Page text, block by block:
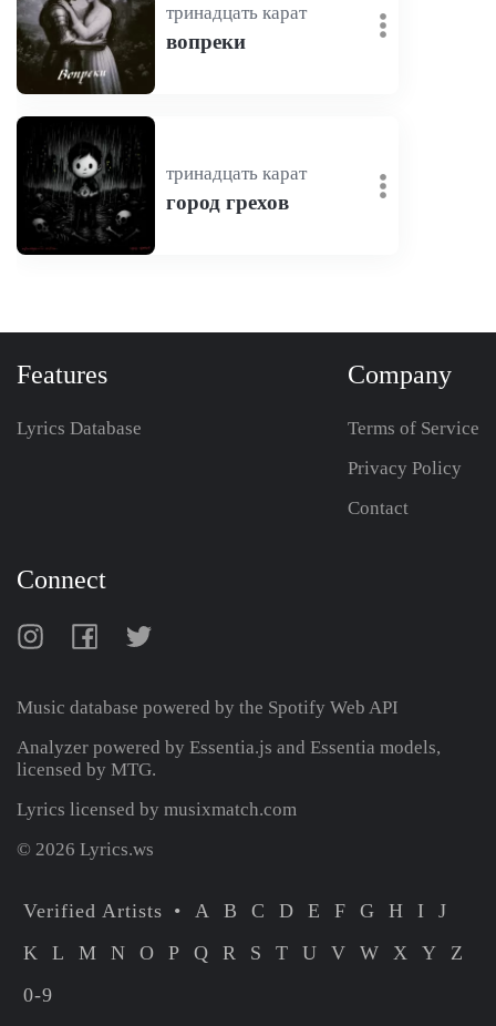
тринадцать карат
вопреки
тринадцать карат
город грехов
Features
Lyrics Database
Company
Terms of Service
Privacy Policy
Contact
Connect
Music database powered by the Spotify Web API
Analyzer powered by Essentia.js and Essentia models,
licensed by MTG.
Lyrics licensed by musixmatch.com
© 2026 Lyrics.ws
Verified Artists A B C D E F G H I
J
K
L M N O P Q R S T U V W X Y
Z
0-9